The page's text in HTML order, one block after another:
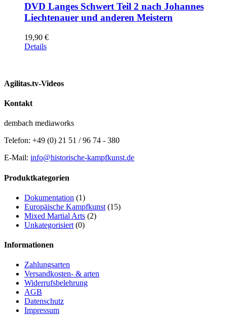
DVD Langes Schwert Teil 2 nach Johannes
Liechtenauer und anderen Meistern
19,90 €
Details
Agilitas.tv-Videos
Kontakt
dembach mediaworks
Telefon: +49 (0) 21 51 / 96 74 - 380
E-Mail: info@historische-kampfkunst.de
Produktkategorien
Dokumentation (1)
Europäische Kampfkunst (15)
Mixed Martial Arts (2)
Unkategorisiert (0)
Informationen
Zahlungsarten
Versandkosten- & arten
Widerrufsbelehrung
AGB
Datenschutz
Impressum